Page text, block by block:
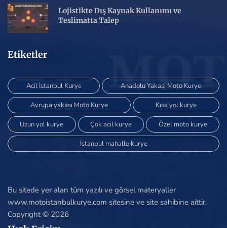
Lojistikte Dış Kaynak Kullanımı ve
Teslimatta Talep
Etiketler
Acil İstanbul Kurye Anadolu Yakası Moto Kurye
Avrupa yakası Moto Kurye Kısa yol kurye
Uzun yol kurye Çok acil kurye Özel moto kurye
İstanbul mahalle kurye
www.motoistanbulkurye.com sitesine ve site sahibine aittir.